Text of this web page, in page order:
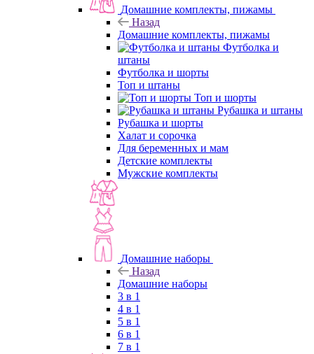
Домашние комплекты, пижамы
Назад
Домашние комплекты, пижамы
Футболка и
штаны
Футболка и шорты
Топ и штаны
Топ и шорты
Рубашка и штаны
Рубашка и шорты
Халат и сорочка
Для беременных и мам
Детские комплекты
Мужские комплекты
Домашние наборы
Назад
Домашние наборы
3 в 1
4 в 1
5 в 1
6 в 1
7 в 1